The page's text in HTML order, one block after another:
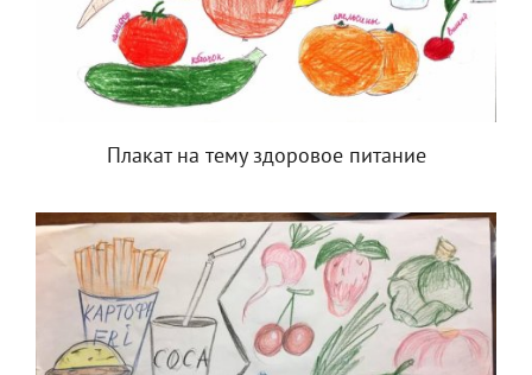
Плакат на тему здоровое питание